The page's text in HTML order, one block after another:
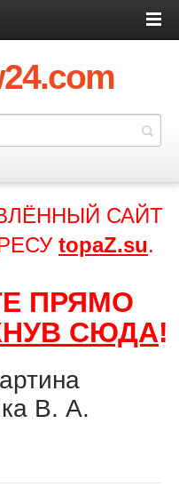
САЙТ
topaZ.su.
ПРЯМО
СЮДА!
В. А.